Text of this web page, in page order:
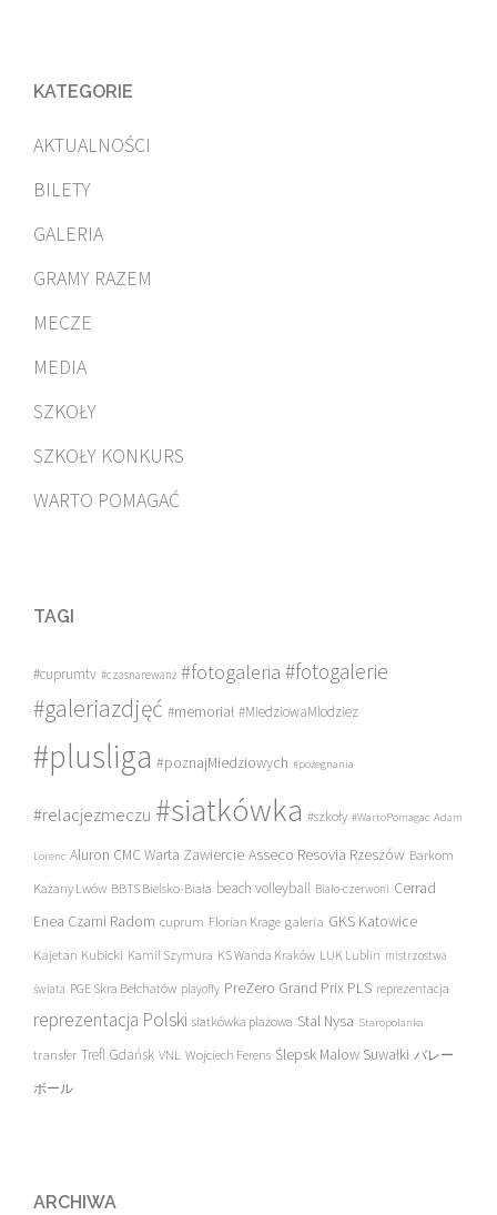
KATEGORIE
AKTUALNOŚCI
BILETY
GALERIA
GRAMY RAZEM
MECZE
MEDIA
SZKOŁY
SZKOŁY KONKURS
WARTO POMAGAĆ
TAGI
#cuprumtv #czasnarewanż #fotogaleria #fotogalerie
#galeriazdjęć #memoriał #MiedziowaMlodziez
#plusliga #poznajMiedziowych #pożegnania
#relacjezmeczu #siatkówka #szkoły #WartoPomagac Adam
Lorenc Aluron CMC Warta Zawiercie Asseco Resovia Rzeszów Barkom
Każany Lwów BBTS Bielsko-Biała beach volleyball Biało-czerwoni Cerrad
Enea Czarni Radom cuprum Florian Krage galeria GKS Katowice
Kajetan Kubicki Kamil Szymura KS Wanda Kraków LUK Lublin mistrzostwa
świata PGE Skra Bełchatów playoffy PreZero Grand Prix PLS reprezentacja
reprezentacja Polski siatkówka plażowa Stal Nysa Staropolanka
transfer Trefl Gdańsk VNL Wojciech Ferens Ślepsk Malow Suwałki バレー
ボール
ARCHIWA